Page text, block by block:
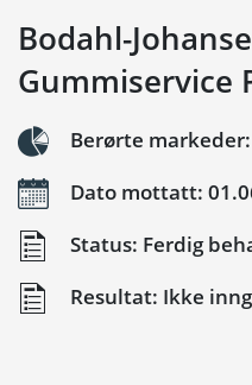
Bodahl-
Gummiservice
Berørte
Dato mottatt:
Status: Ferdig
Resultat: Ikke